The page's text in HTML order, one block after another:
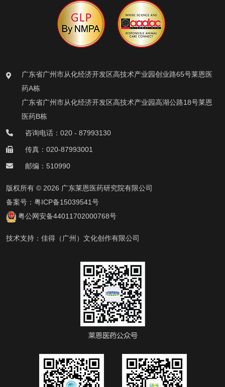
广东省广州市从化经济开发区高技术产业园创业路65号莱恩医
药A栋
广东省广州市从化经济开发区高技术产业园高湖公路18号莱恩
医药B栋
咨询电话：020 - 87993130
传真：020-87993001
邮编：510990
版权所有 © 2026 广东莱恩医药研究院有限公司
备案号： 粤ICP备15039541号
粤公网安备44011702000768号
技术支持： 佳得（广州）文化创作有限公司